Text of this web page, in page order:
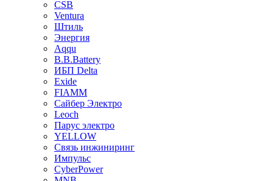
CSB
Ventura
Штиль
Энергия
Aqqu
B.B.Bаttery
ИБП Delta
Exide
FIAMM
Сайбер Электро
Leoch
Парус электро
YELLOW
Связь инжиниринг
Импульс
CyberPower